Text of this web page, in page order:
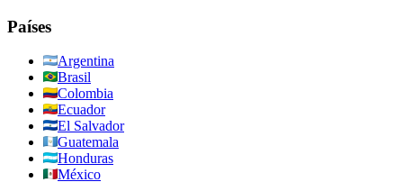
Países
Argentina
Brasil
Colombia
Ecuador
El Salvador
Guatemala
Honduras
México